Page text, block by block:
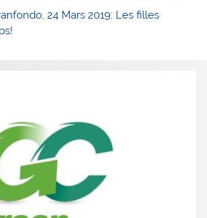
24 Mars 2019: Les filles